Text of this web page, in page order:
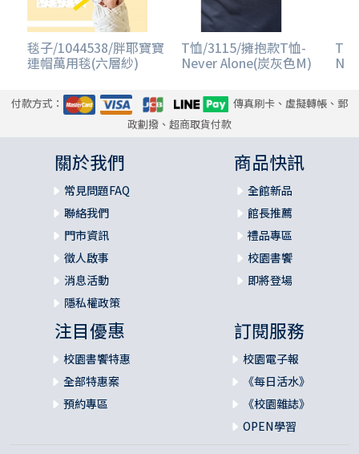
毯子/1044538/胖耶寶寶
連帽萬用毯(六層紗)
T恤/3115/擁抱款T恤-
Never Alone(炭灰色M)
T
付款方式：
傳真刷卡、虛擬轉帳、郵
政劃撥、超商取貨付款
關於我們
常見問題FAQ
聯絡我們
門市資訊
徵人啟事
消息活動
隱私權政策
商品快訊
全館新品
館長推薦
禮品專區
校園書饗
即將登場
注目優惠
校園書饗特惠
全部特惠案
預約專區
訂閱服務
校園電子報
《每日活水》
《校園雜誌》
OPEN學習